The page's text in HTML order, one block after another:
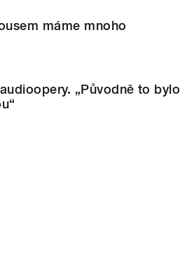
máme mnoho
„Původně to bylo